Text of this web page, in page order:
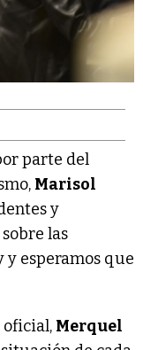
parte del
Marisol
y
las
esperamos que
oficial, Merquel